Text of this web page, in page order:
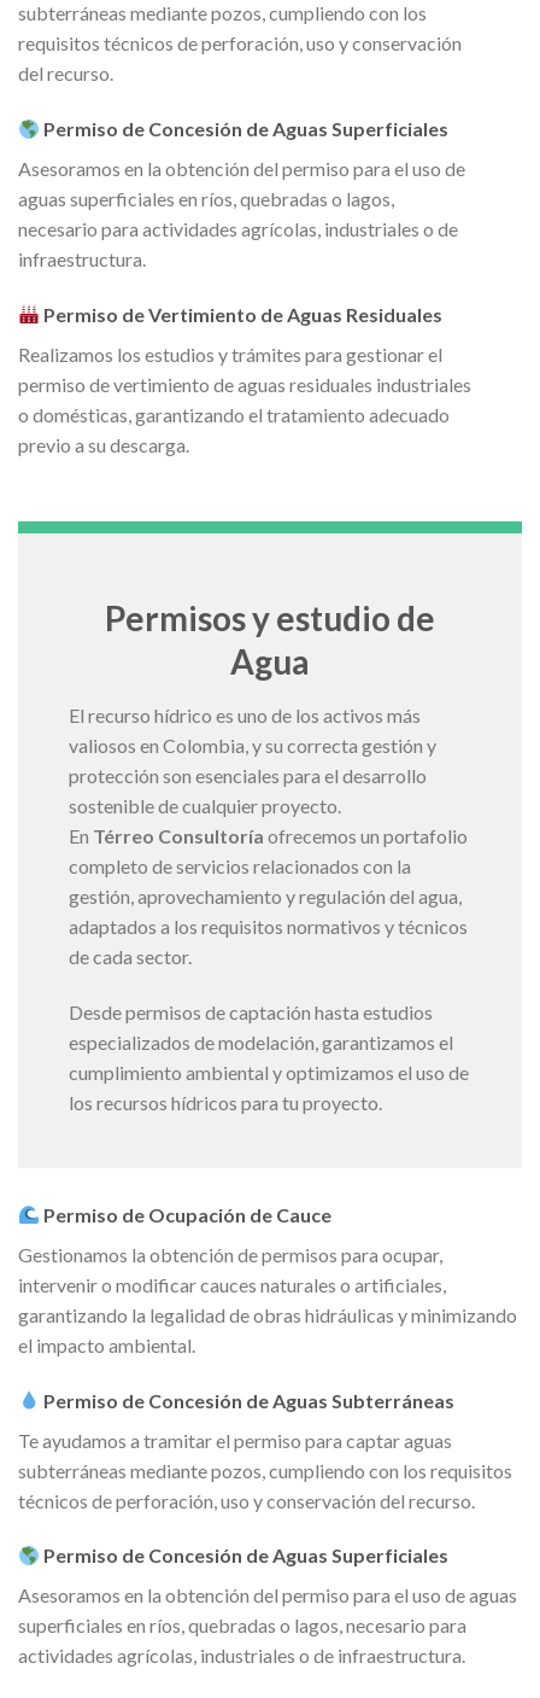
subterráneas mediante pozos, cumpliendo con los
requisitos técnicos de perforación, uso y conservación
del recurso.
Permiso de Concesión de Aguas Superficiales
Asesoramos en la obtención del permiso para el uso de
aguas superficiales en ríos, quebradas o lagos,
necesario para actividades agrícolas, industriales o de
infraestructura.
Permiso de Vertimiento de Aguas Residuales
Realizamos los estudios y trámites para gestionar el
permiso de vertimiento de aguas residuales industriales
o domésticas, garantizando el tratamiento adecuado
previo a su descarga.
Permisos y estudio de
Agua
El recurso hídrico es uno de los activos más
valiosos en Colombia, y su correcta gestión y
protección son esenciales para el desarrollo
sostenible de cualquier proyecto.
En Térreo Consultoría ofrecemos un portafolio
completo de servicios relacionados con la
gestión, aprovechamiento y regulación del agua,
adaptados a los requisitos normativos y técnicos
de cada sector.
Desde permisos de captación hasta estudios
especializados de modelación, garantizamos el
cumplimiento ambiental y optimizamos el uso de
los recursos hídricos para tu proyecto.
Permiso de Ocupación de Cauce
Gestionamos la obtención de permisos para ocupar,
intervenir o modificar cauces naturales o artificiales,
garantizando la legalidad de obras hidráulicas y minimizando
el impacto ambiental.
Permiso de Concesión de Aguas Subterráneas
Te ayudamos a tramitar el permiso para captar aguas
subterráneas mediante pozos, cumpliendo con los requisitos
técnicos de perforación, uso y conservación del recurso.
Permiso de Concesión de Aguas Superficiales
Asesoramos en la obtención del permiso para el uso de aguas
superficiales en ríos, quebradas o lagos, necesario para
actividades agrícolas, industriales o de infraestructura.